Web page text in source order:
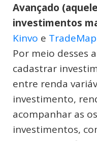
Avançado
investimentos
Kinvo e TradeMap
Por meio desses
cadastrar
entre renda
investimento,
acompanhar as
investimentos,